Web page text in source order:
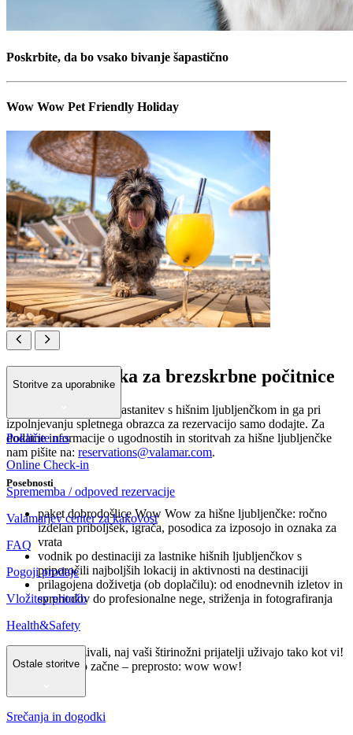
Poskrbite, da bo vsako bivanje šapastično
Wow Wow Pet Friendly Holiday
Dvignjena tačka za brezskrbne počitnice
Preprosto rezervirajte nastanitev s hišnim ljubljenčkom in ga pri
izpolnjevanju spletnega obrazca za rezervacijo samo dodajte. Za
dodatne informacije o ugodnostih in storitvah za hišne ljubljenčke
nam pišite na: reservations@valamar.com.
Posebnosti
paket dobrodošlice Wow Wow za hišne ljubljenčke: ročno
izdelan priboljšek, igrača, posodica za izposojo in oznaka za
vrata
vodnik po destinaciji za lastnike hišnih ljubljenčkov s
priporočili najboljših lokacij in aktivnosti na destinaciji
prilagojena doživetja (ob doplačilu): od enodnevnih izletov in
sprehodov do profesionalne nege, striženja in fotografiranja
Dragi ljubitelji živali, naj vaši štirinožni prijatelji uživajo tako kot vi!
Zabava se lahko začne – preprosto: wow wow!
Storitve za uporabnike
Pokličite nas
Online Check-in
Sprememba / odpoved rezervacije
Valamarjev center za kakovost
FAQ
Pogoji prodaje
Vložitev pritožb
Health&Safety
Ostale storitve
Srečanja in dogodki